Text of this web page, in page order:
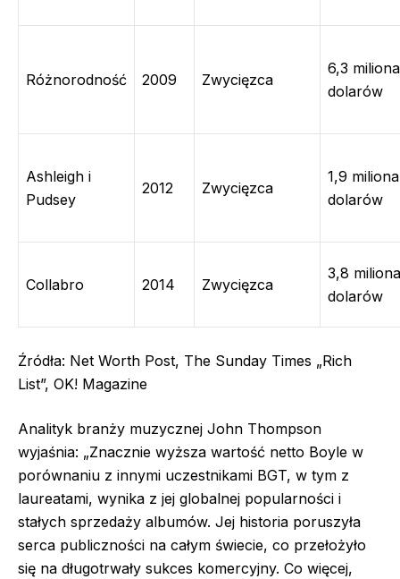
Różnorodność 2009 Zwycięzca
6,3 miliona
dolarów
Ashleigh i
Pudsey
2012 Zwycięzca
1,9 miliona
dolarów
Collabro 2014 Zwycięzca
3,8 miliona
dolarów
Źródła: Net Worth Post, The Sunday Times „Rich
List”, OK! Magazine
Analityk branży muzycznej John Thompson
wyjaśnia: „Znacznie wyższa wartość netto Boyle w
porównaniu z innymi uczestnikami BGT, w tym z
laureatami, wynika z jej globalnej popularności i
stałych sprzedaży albumów. Jej historia poruszyła
serca publiczności na całym świecie, co przełożyło
się na długotrwały sukces komercyjny. Co więcej,